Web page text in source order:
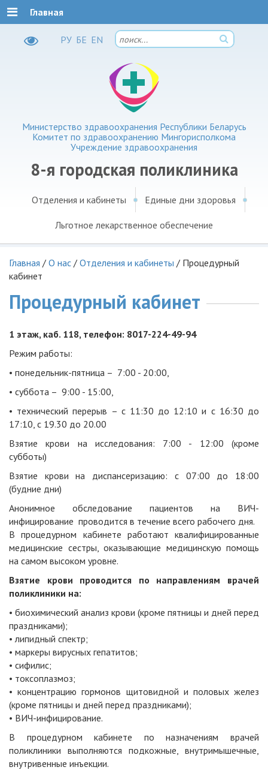
РУ БЕ EN
Министерство здравоохранения Республики Беларусь
Комитет по здравоохранению Мингорисполкома
Учреждение здравоохранения
8-я городская поликлиника
Главная
Отделения и кабинеты Единые дни здоровья
Льготное лекарственное обеспечение
Главная / О нас / Отделения и кабинеты / Процедурный
кабинет
Процедурный кабинет
1 этаж, каб. 118, телефон: 8017-224-49-94
Режим работы:
• понедельник-пятница – 7:00 - 20:00,
• суббота – 9:00 - 15:00,
• технический перерыв – с 11:30 до 12:10 и с 16:30 до
17:10, с 19.30 до 20.00
Взятие крови на исследования: 7:00 - 12:00 (кроме
субботы)
Взятие крови на диспансеризацию: с 07:00 до 18:00
(будние дни)
Анонимное обследование пациентов на ВИЧ-
инфицирование проводится в течение всего рабочего дня.
В процедурном кабинете работают квалифицированные
медицинские сестры, оказывающие медицинскую помощь
на самом высоком уровне.
Взятие крови проводится по направлениям врачей
поликлиники на:
• биохимический анализ крови (кроме пятницы и дней перед
праздниками);
• липидный спектр;
• маркеры вирусных гепатитов;
• сифилис;
• токсоплазмоз;
• концентрацию гормонов щитовидной и половых желез
(кроме пятницы и дней перед праздниками);
• ВИЧ-инфицирование.
В процедурном кабинете по назначениям врачей
поликлиники выполняются подкожные, внутримышечные,
внутривенные инъекции.